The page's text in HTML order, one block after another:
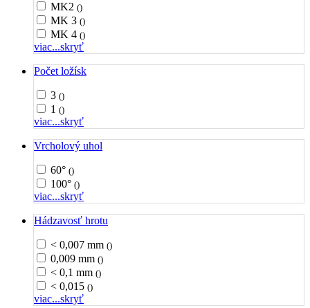
MK2 ()
MK 3 ()
MK 4 ()
viac...skryť
Počet ložísk
3 ()
1 ()
viac...skryť
Vrcholový uhol
60° ()
100° ()
viac...skryť
Hádzavosť hrotu
< 0,007 mm ()
0,009 mm ()
< 0,1 mm ()
< 0,015 ()
viac...skryť